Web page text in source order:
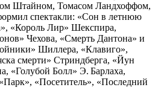
Штайном, Томасом Ландхоффом,
спектакли: «Сон в летнюю
«Король Лир» Шекспира,
Чехова, «Смерть Дантона» и
Шиллера, «Клавиго»,
смерти» Стриндберга, «Йун
«Голубой Болл» Э. Барлаха,
«Посетитель», «Последний